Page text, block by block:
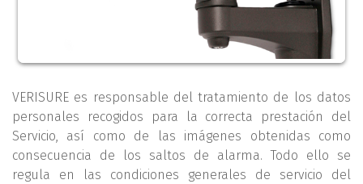
VERISURE es responsable del tratamiento de los datos
personales recogidos para la correcta prestación del
Servicio, así como de las imágenes obtenidas como
consecuencia de los saltos de alarma. Todo ello se
regula en las condiciones generales de servicio del